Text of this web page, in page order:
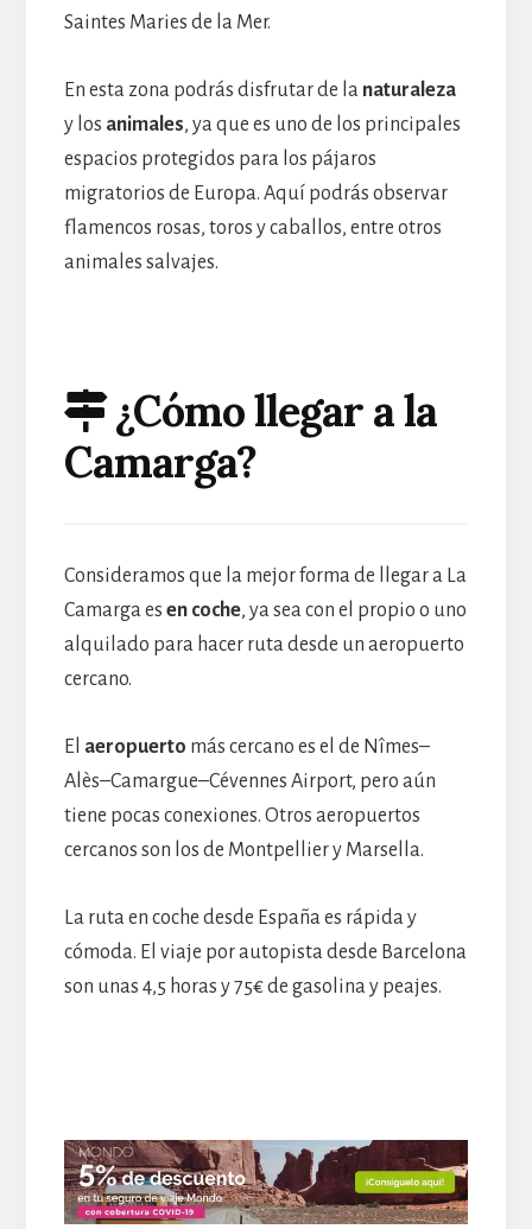
Saintes Maries de la Mer.
En esta zona podrás disfrutar de la naturaleza
y los animales, ya que es uno de los principales
espacios protegidos para los pájaros
migratorios de Europa. Aquí podrás observar
flamencos rosas, toros y caballos, entre otros
animales salvajes.
¿Cómo llegar a la
Camarga?
Consideramos que la mejor forma de llegar a La
Camarga es en coche, ya sea con el propio o uno
alquilado para hacer ruta desde un aeropuerto
cercano.
El aeropuerto más cercano es el de Nîmes–
Alès–Camargue–Cévennes Airport, pero aún
tiene pocas conexiones. Otros aeropuertos
cercanos son los de Montpellier y Marsella.
La ruta en coche desde España es rápida y
cómoda. El viaje por autopista desde Barcelona
son unas 4,5 horas y 75€ de gasolina y peajes.